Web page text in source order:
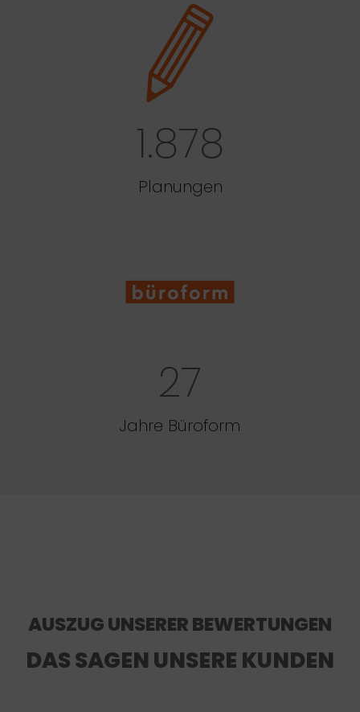
1.878
Planungen
27
Jahre Büroform
AUSZUG UNSERER BEWERTUNGEN
DAS SAGEN UNSERE KUNDEN